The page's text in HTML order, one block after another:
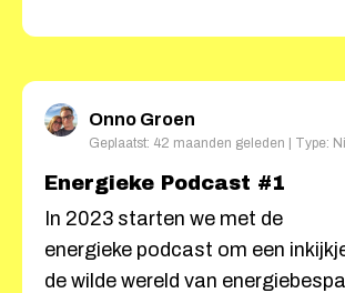
Onno Groen
Geplaatst: 42 maanden geleden | Type:
Energieke Podcast #1
In 2023 starten we met de
energieke podcast om een
de wilde wereld van